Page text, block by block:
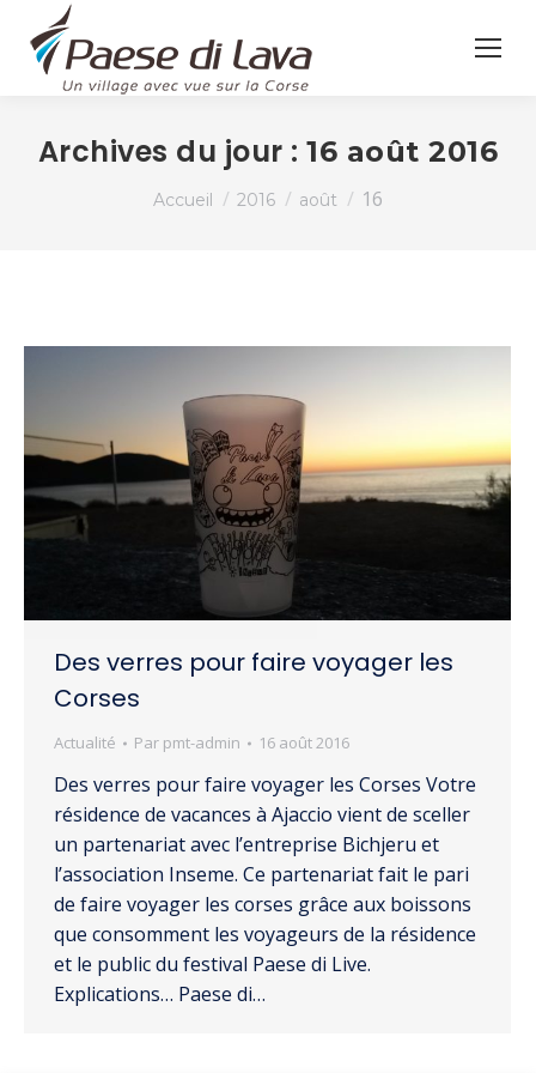
Archives du jour :16 août 2016
Vous êtes ici :
Accueil 2016 août 16
Des verres pour faire voyager les
Corses
Actualité Par pmt-admin 16 août 2016
Des verres pour faire voyager les Corses Votre
résidence de vacances à Ajaccio vient de sceller
un partenariat avec l’entreprise Bichjeru et
l’association Inseme. Ce partenariat fait le pari
de faire voyager les corses grâce aux boissons
que consomment les voyageurs de la résidence
et le public du festival Paese di Live.
Explications… Paese di…